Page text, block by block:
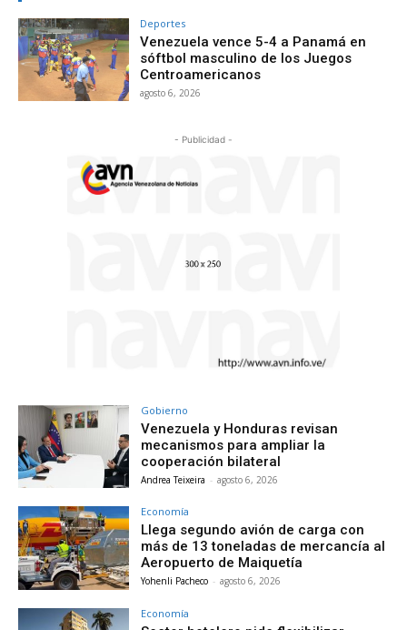
Deportes
Venezuela vence 5-4 a Panamá en
sóftbol masculino de los Juegos
Centroamericanos
agosto 6, 2026
- Publicidad -
Gobierno
Venezuela y Honduras revisan
mecanismos para ampliar la
cooperación bilateral
Andrea Teixeira - agosto 6, 2026
Economía
Llega segundo avión de carga con
más de 13 toneladas de mercancía al
Aeropuerto de Maiquetía
Yohenli Pacheco - agosto 6, 2026
Economía